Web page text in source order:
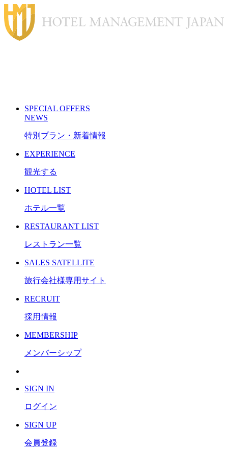
SPECIAL OFFERS
NEWS
特別プラン・新着情報
EXPERIENCE
観光する
HOTEL LIST
ホテル一覧
RESTAURANT LIST
レストラン一覧
SALES SATELLITE
旅行会社様専用サイト
RECRUIT
採用情報
MEMBERSHIP
メンバーシップ
SIGN IN
ログイン
SIGN UP
会員登録